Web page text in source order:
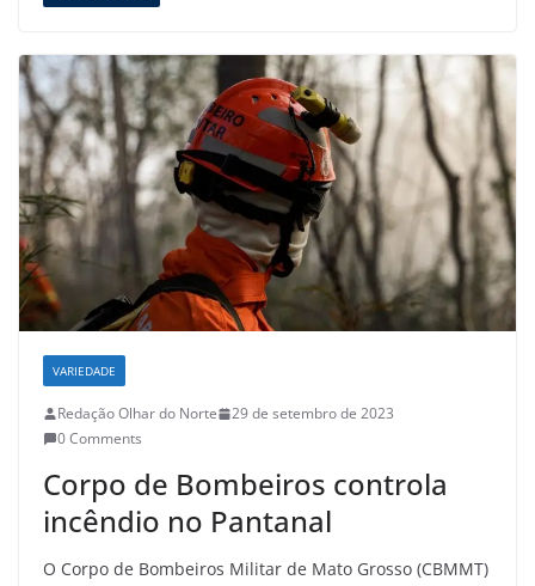
VARIEDADE
Redação Olhar do Norte
29 de setembro de 2023
0 Comments
Corpo de Bombeiros controla
incêndio no Pantanal
O Corpo de Bombeiros Militar de Mato Grosso (CBMMT)